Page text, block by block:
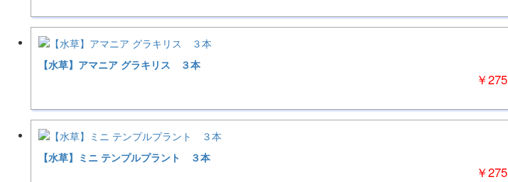
【水草】アマニア グラキリス ３本
￥275
【水草】ミニ テンプルプラント ３本
￥275